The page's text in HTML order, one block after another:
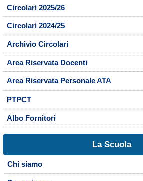
Circolari 2025/26
Circolari 2024/25
Archivio Circolari
Area Riservata Docenti
Area Riservata Personale ATA
PTPCT
Albo Fornitori
La Scuola
Chi siamo